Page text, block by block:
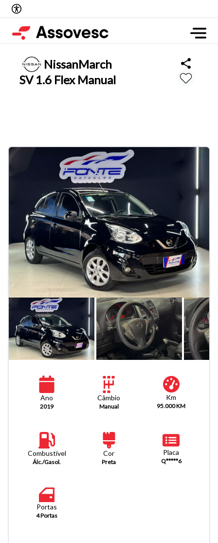
NissanMarch
SV 1.6 Flex Manual
Ano
2019
Câmbio
Manual
Km
95.000 KM
Combustível
Álc./Gasol.
Cor
Preta
Placa
Q*****6
Portas
4 Portas